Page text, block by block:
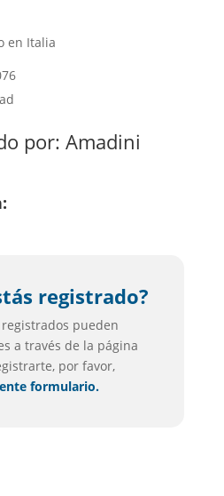
en Italia
por: Amadini
registrado?
pueden
a través de la página
por favor,
formulario.